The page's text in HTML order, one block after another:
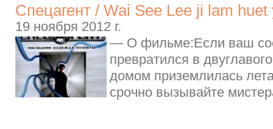
Спецагент / Wai See Lee ji lam
19 ноября 2012 г.
— О фильме:Если ваш
превратился в
домом приземлилась
срочно вызывайте